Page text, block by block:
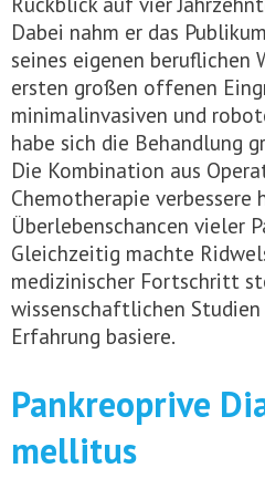
Dabei nahm er das
seines eigenen beruflichen
ersten großen offenen
minimalinvasiven und
habe sich die Behandlung
Die Kombination aus
Chemotherapie verbessere
Überlebenschancen vieler
Gleichzeitig machte
medizinischer Fortschritt
wissenschaftlichen
Erfahrung basiere.
Pankreoprive
mellitus